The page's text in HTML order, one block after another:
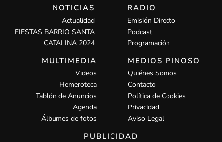
NOTICIAS
Actualidad
FIESTAS BARRIO SANTA
CATALINA 2024
RADIO
Emisión Directo
Podcast
Programación
MULTIMEDIA
Videos
Hemeroteca
Tablón de Anuncios
Agenda
Álbumes de fotos
MEDIOS PINOSO
Quiénes Somos
Contacto
Política de Cookies
Privacidad
Aviso Legal
PUBLICIDAD